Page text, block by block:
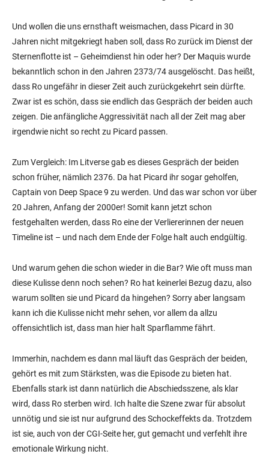
Und wollen die uns ernsthaft weismachen, dass Picard in 30
Jahren nicht mitgekriegt haben soll, dass Ro zurück im Dienst der
Sternenflotte ist – Geheimdienst hin oder her? Der Maquis wurde
bekanntlich schon in den Jahren 2373/74 ausgelöscht. Das heißt,
dass Ro ungefähr in dieser Zeit auch zurückgekehrt sein dürfte.
Zwar ist es schön, dass sie endlich das Gespräch der beiden auch
zeigen. Die anfängliche Aggressivität nach all der Zeit mag aber
irgendwie nicht so recht zu Picard passen.
Zum Vergleich: Im Litverse gab es dieses Gespräch der beiden
schon früher, nämlich 2376. Da hat Picard ihr sogar geholfen,
Captain von Deep Space 9 zu werden. Und das war schon vor über
20 Jahren, Anfang der 2000er! Somit kann jetzt schon
festgehalten werden, dass Ro eine der Verliererinnen der neuen
Timeline ist – und nach dem Ende der Folge halt auch endgültig.
Und warum gehen die schon wieder in die Bar? Wie oft muss man
diese Kulisse denn noch sehen? Ro hat keinerlei Bezug dazu, also
warum sollten sie und Picard da hingehen? Sorry aber langsam
kann ich die Kulisse nicht mehr sehen, vor allem da allzu
offensichtlich ist, dass man hier halt Sparflamme fährt.
Immerhin, nachdem es dann mal läuft das Gespräch der beiden,
gehört es mit zum Stärksten, was die Episode zu bieten hat.
Ebenfalls stark ist dann natürlich die Abschiedsszene, als klar
wird, dass Ro sterben wird. Ich halte die Szene zwar für absolut
unnötig und sie ist nur aufgrund des Schockeffekts da. Trotzdem
ist sie, auch von der CGI-Seite her, gut gemacht und verfehlt ihre
emotionale Wirkung nicht.